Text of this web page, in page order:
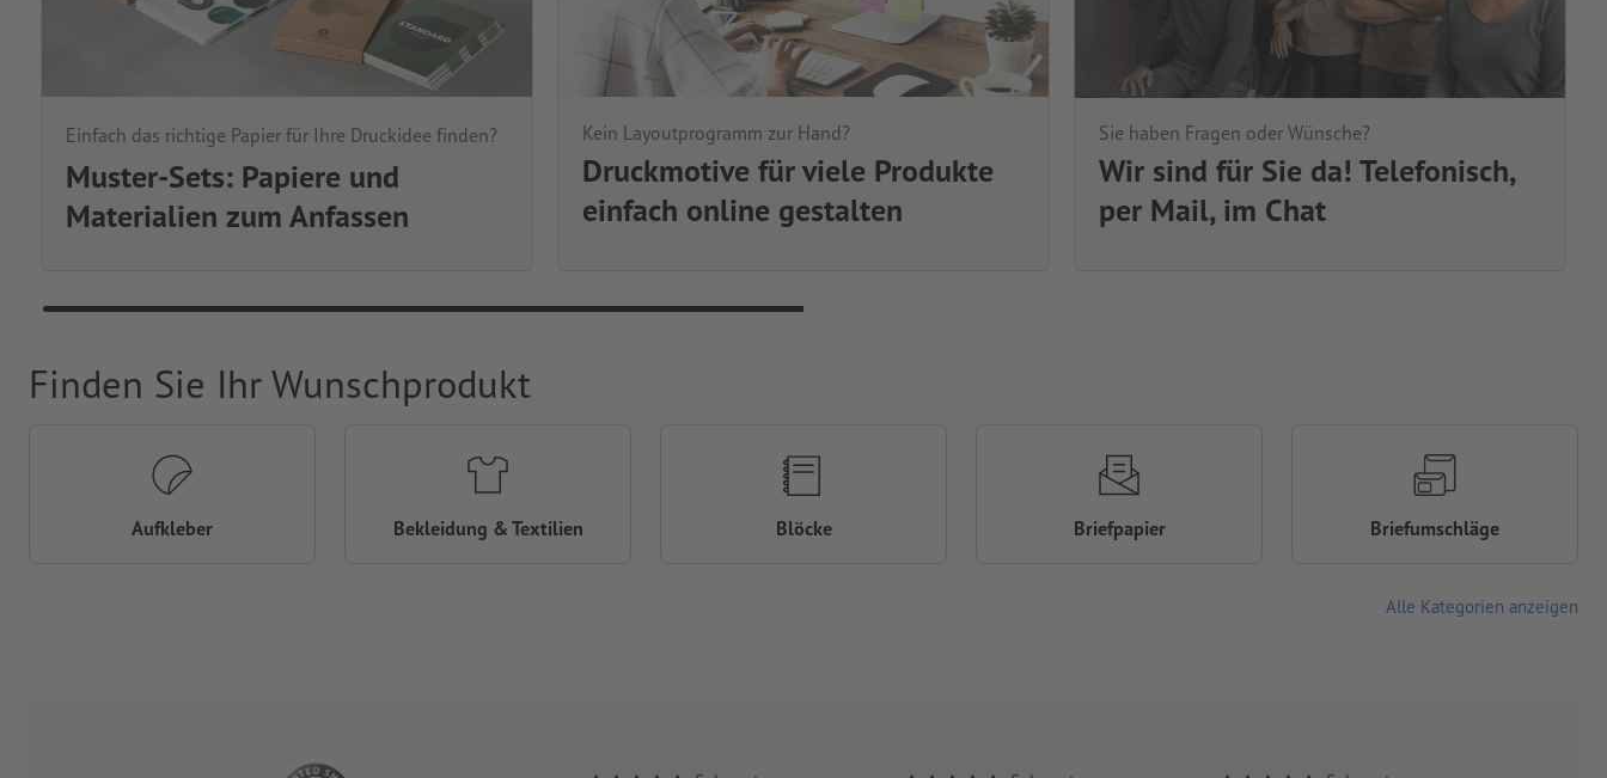
Einfach das richtige Papier für Ihre Druckidee finden?
Muster-Sets: Papiere und
Materialien zum Anfassen
Kein Layoutprogramm zur Hand?
Druckmotive für viele Produkte
einfach online gestalten
Sie haben Fragen oder Wünsche?
Wir sind für Sie da! Telefonisch,
per Mail, im Chat
Finden Sie Ihr Wunschprodukt
Aufkleber Bekleidung & Textilien Blöcke Briefpapier Briefumschläge
Alle Kategorien anzeigen